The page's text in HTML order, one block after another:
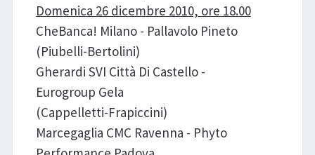
Domenica 26 dicembre 2010, ore 18.00
CheBanca! Milano - Pallavolo Pineto
(Piubelli-Bertolini)
Gherardi SVI Città Di Castello -
Eurogroup Gela
(Cappelletti-Frapiccini)
Marcegaglia CMC Ravenna - Phyto